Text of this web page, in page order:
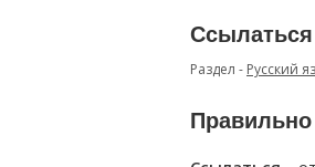
Раздел - Русский
Правильно